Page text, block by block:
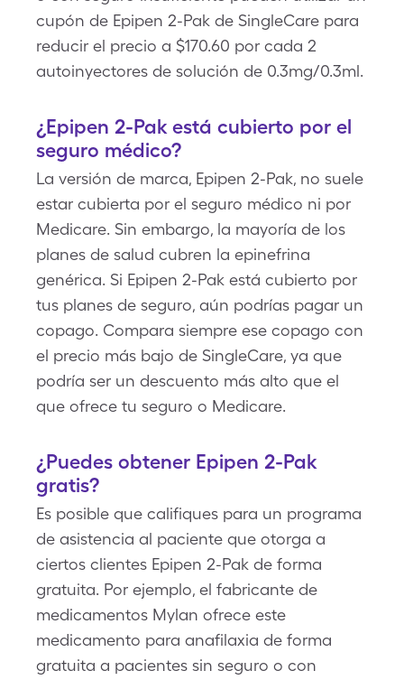
cupón de Epipen 2-Pak de SingleCare para
reducir el precio a $170.60 por cada 2
autoinyectores de solución de 0.3mg/0.3ml.
¿Epipen 2-Pak está cubierto por el
seguro médico?
La versión de marca, Epipen 2-Pak, no suele
estar cubierta por el seguro médico ni por
Medicare. Sin embargo, la mayoría de los
planes de salud cubren la epinefrina
genérica. Si Epipen 2-Pak está cubierto por
tus planes de seguro, aún podrías pagar un
copago. Compara siempre ese copago con
el precio más bajo de SingleCare, ya que
podría ser un descuento más alto que el
que ofrece tu seguro o Medicare.
¿Puedes obtener Epipen 2-Pak
gratis?
Es posible que califiques para un programa
de asistencia al paciente que otorga a
ciertos clientes Epipen 2-Pak de forma
gratuita. Por ejemplo, el fabricante de
medicamentos Mylan ofrece este
medicamento para anafilaxia de forma
gratuita a pacientes sin seguro o con